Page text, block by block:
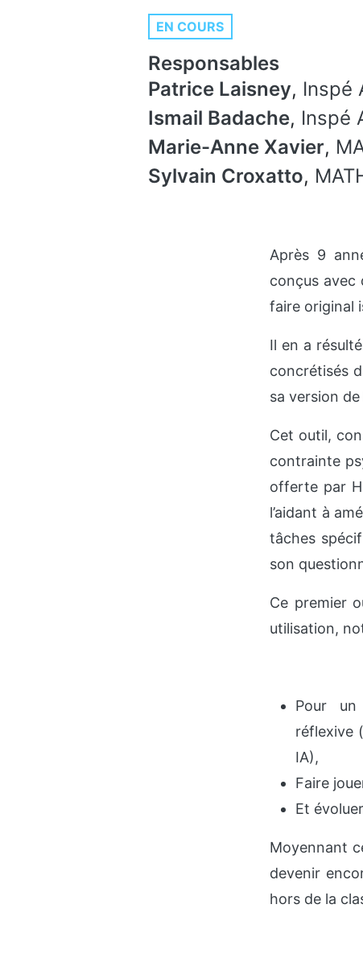
EN COURS
Responsables
Patrice Laisney, Inspé
Ismail Badache, Inspé
Marie-Anne Xavier,
Sylvain Croxatto,
Après 9
conçus avec
faire original
Il en a
concrétisés
sa version de
Cet outil,
contrainte
offerte par
l’aidant à
tâches
son
Ce premier
utilisation,
Pour
réflexive
IA),
Faire
Et
Moyennant
devenir
hors de la